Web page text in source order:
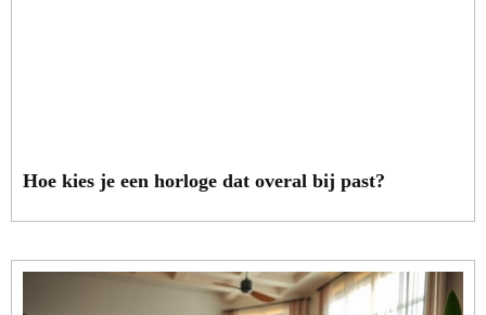
Hoe kies je een horloge dat overal bij past?